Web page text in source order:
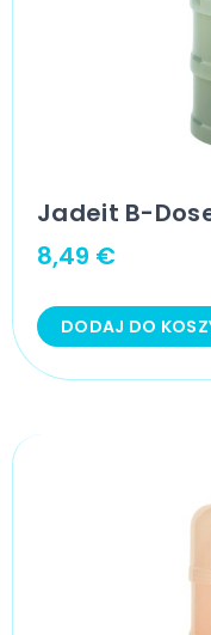
Jadeit B-
8,49 €
DODAJ DO